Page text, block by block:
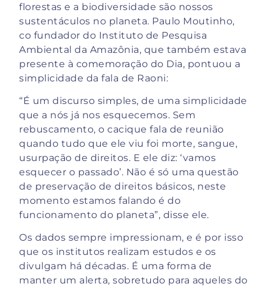
florestas e a biodiversidade são nossos
sustentáculos no planeta. Paulo Moutinho,
co fundador do Instituto de Pesquisa
Ambiental da Amazônia, que também estava
presente à comemoração do Dia, pontuou a
simplicidade da fala de Raoni:
“É um discurso simples, de uma simplicidade
que a nós já nos esquecemos. Sem
rebuscamento, o cacique fala de reunião
quando tudo que ele viu foi morte, sangue,
usurpação de direitos. E ele diz: ‘vamos
esquecer o passado’. Não é só uma questão
de preservação de direitos básicos, neste
momento estamos falando é do
funcionamento do planeta”, disse ele.
Os dados sempre impressionam, e é por isso
que os institutos realizam estudos e os
divulgam há décadas. É uma forma de
manter um alerta, sobretudo para aqueles do